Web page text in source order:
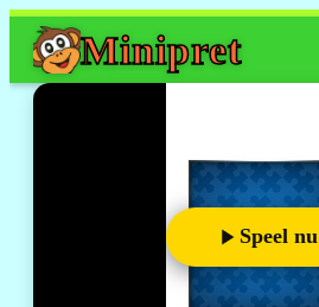
Minipret
Speel nu